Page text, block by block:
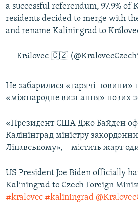
a successful referendum, 97.9% of
residents decided to merge with
and rename Kaliningrad to
— Královec 🇨🇿
Не забарилися «гарячі новини»
«міжнародне визнання» нових
«Президент США Джо Байден
Калінінград міністру
Ліпавському», – містить жарт
US President Joe Biden officially
Kaliningrad to Czech Foreign
#kralovec #kaliningrad